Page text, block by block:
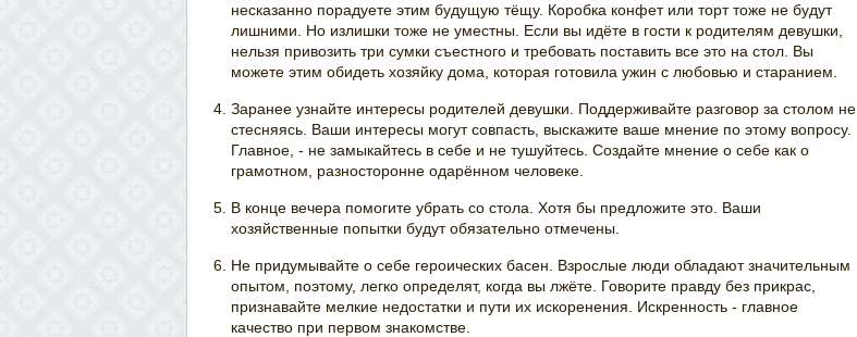
несказанно порадуете этим будущую тёщу. Коробка конфет или торт тоже не будут
лишними. Но излишки тоже не уместны. Если вы идёте в гости к родителям девушки,
нельзя привозить три сумки съестного и требовать поставить все это на стол. Вы
можете этим обидеть хозяйку дома, которая готовила ужин с любовью и старанием.
Заранее узнайте интересы родителей девушки. Поддерживайте разговор за столом не
стесняясь. Ваши интересы могут совпасть, выскажите ваше мнение по этому вопросу.
Главное, - не замыкайтесь в себе и не тушуйтесь. Создайте мнение о себе как о
грамотном, разносторонне одарённом человеке.
В конце вечера помогите убрать со стола. Хотя бы предложите это. Ваши
хозяйственные попытки будут обязательно отмечены.
Не придумывайте о себе героических басен. Взрослые люди обладают значительным
опытом, поэтому, легко определят, когда вы лжёте. Говорите правду без прикрас,
признавайте мелкие недостатки и пути их искоренения. Искренность - главное
качество при первом знакомстве.